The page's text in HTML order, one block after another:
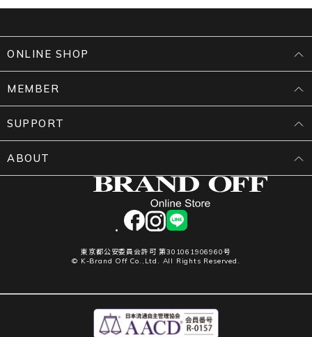
facebookinstagram
LINE
東京都公安委員会許可 第301061906960号
© K-Brand Off Co.,Ltd. All Rights Reserved.
ONLINE SHOP
MEMBER
SUPPORT
ABOUT